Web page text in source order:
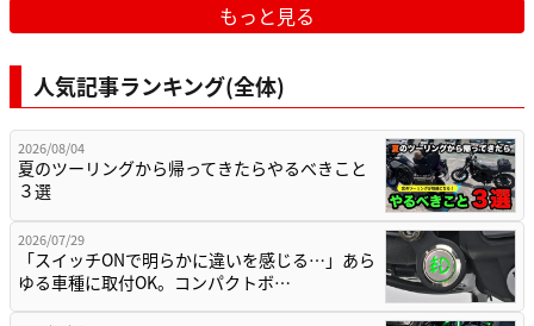
もっと見る
人気記事ランキング(全体)
2026/08/04
夏のツーリングから帰ってきたらやるべきこと
３選
2026/07/29
「スイッチONで明らかに違いを感じる…」あら
ゆる車種に取付OK。コンパクトボ…